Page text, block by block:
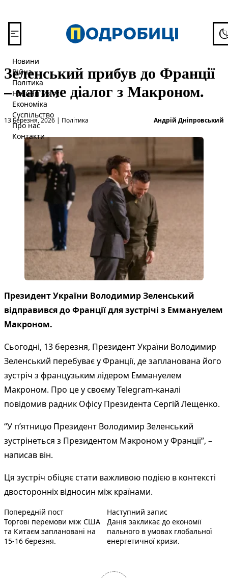
Новини
Війна
Політика
Новини Світу
Економіка
Суспільство
Про нас
Контакти
Зеленський прибув до Франції
– матиме діалог з Макроном.
13 Березня, 2026 |
Опубліковано вПолітика Андрій Дніпровський
Президент України Володимир Зеленський
відправився до Франції для зустрічі з Еммануелем
Макроном.
Сьогодні, 13 березня, Президент України Володимир
Зеленський перебуває у Франції, де запланована його
зустріч з французьким лідером Еммануелем
Макроном. Про це у своєму Telegram-каналі
повідомив радник Офісу Президента Сергій Лещенко.
“У пʼятницю Президент Володимир Зеленський
зустрінеться з Президентом Макроном у Франції”, –
написав він.
Ця зустріч обіцяє стати важливою подією в контексті
двосторонніх відносин між країнами.
Навігація
записів
Попередній постПопередній запис:
Торгові перемови між США
та Китаєм заплановані на
15-16 березня.
Наступний записНаступний пост :
Данія закликає до економії
пального в умовах глобальної
енергетичної кризи.